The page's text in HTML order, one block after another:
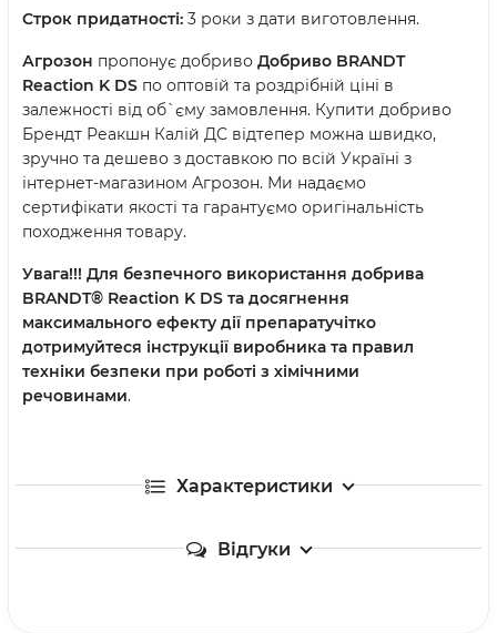
Строк придатності: 3 роки з дати виготовлення.
Агрозон пропонує добриво Добриво BRANDT
Reaction K DS по оптовій та роздрібній ціні в
залежності від об`єму замовлення. Купити добриво
Брендт Реакшн Калій ДС відтепер можна швидко,
зручно та дешево з доставкою по всій Україні з
інтернет-магазином Агрозон. Ми надаємо
сертифікати якості та гарантуємо оригінальність
походження товару.
Увага!!! Для безпечного використання добрива
BRANDT® Reaction K DS та досягнення
максимального ефекту дії препаратучітко
дотримуйтеся інструкції виробника та правил
техніки безпеки при роботі з хімічними
речовинами.
Характеристики
Відгуки